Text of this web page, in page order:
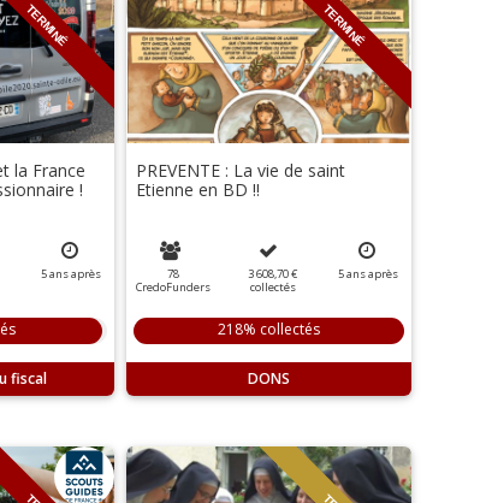
TERMINÉ
la France
!
5ansaprès
TERMINÉ
PREVENTE : La vie de saint
Etienne en BD !!
78
CredoFunders
3 608,70 €
collectés
5ansaprès
218% collectés
DONS